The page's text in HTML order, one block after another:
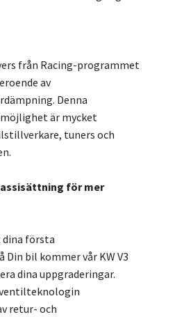
från Racing-programmet
av
Denna
är mycket
tuners och
för mer
dina första
Din bil kommer vår KW V3
dina uppgraderingar.
retur- och